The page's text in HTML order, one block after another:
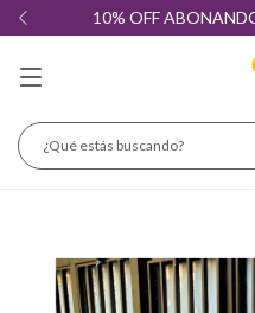
10% OFF